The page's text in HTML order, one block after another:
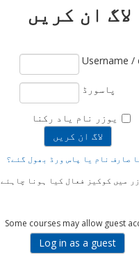
لاگ ان کریں
Username /
پاسورڈ
یوزر نام یاد رکنا
صارف نام یا پاس ورڈ بھول گئے؟
میں کوکیز فعال کیا ہونا چاہئے
Some courses may allow guest